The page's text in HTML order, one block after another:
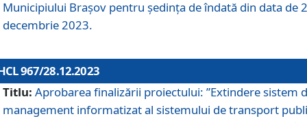
Municipiului Braşov pentru ședința de îndată din data de
decembrie 2023.
967/28.12.2023
Titlu: Aprobarea finalizării proiectului: ”Extindere sistem
management informatizat al sistemului de transport